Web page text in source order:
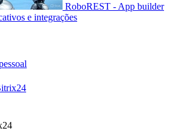
RoboREST - App builder
e integrações